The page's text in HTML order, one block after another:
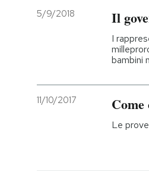
5/9/2018 Il
I
bambini
11/10/2017 Come
Le